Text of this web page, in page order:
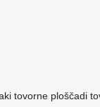
tovorne ploščadi